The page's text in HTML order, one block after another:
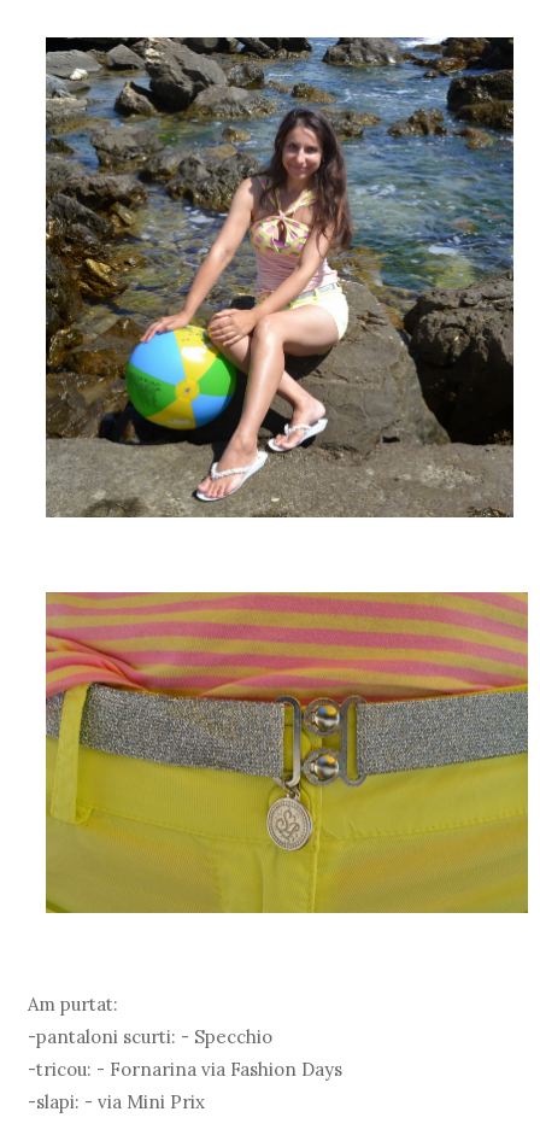
Am purtat:
-pantaloni scurti: - Specchio
-tricou: - Fornarina via Fashion Days
-slapi: - via Mini Prix